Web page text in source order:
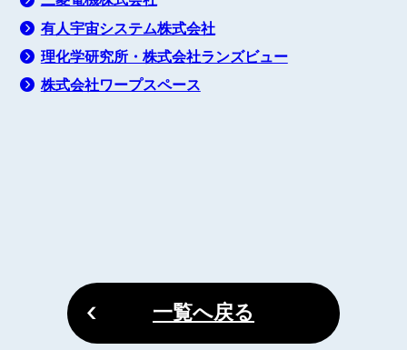
有人宇宙システム株式会社
理化学研究所・株式会社ランズビュー
株式会社ワープスペース
一覧へ戻る